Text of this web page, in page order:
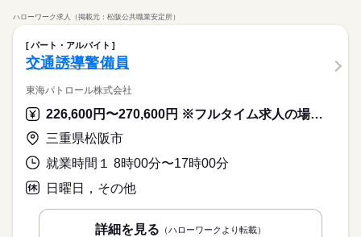
ハローワーク求人（掲載元：松阪公共職業安定所）
パート・アルバイト
交通誘導警備員
東海パトロール株式会社
226,600円〜270,600円 ※フルタイム求人の場合は月額（換算額）、パート求人の場合は時間額を表示しています。
三重県松阪市
就業時間１ 8時00分〜17時00分
日曜日，その他
詳細を見る （ハローワークより転載）